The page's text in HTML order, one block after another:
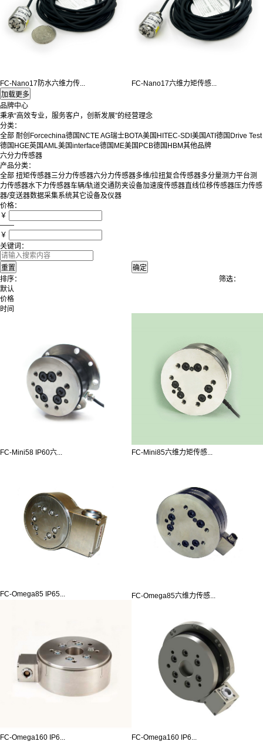
FC-Nano17防水六维力传... FC-Nano17六维力矩传感...
品牌中心
秉承“高效专业，服务客户，创新发展”的经营理念
分类：
全部 耐创Forcechina德国NCTE AG瑞士BOTA美国HITEC-SDI 美国ATI 德国Drive Test
德国HGE英国AML美国interface德国ME美国PCB德国HBM其他品牌
六分力传感器
产品分类：
全部 扭矩传感器三分力传感器六分力传感器多维/拉扭复合传感器多分量测力平台测
力传感器水下力传感器车辆/轨道交通防夹设备加速度传感器直线位移传感器压力传感
器/变送器数据采集系统其它设备及仪器
价格：
￥
——
￥
关键词：
排序：
默认
价格
时间
筛选：
FC-Mini58 IP60六... FC-Mini85六维力矩传感...
FC-Omega85 IP65... FC-Omega85六维力传感...
FC-Omega160 IP6... FC-Omega160 IP6...